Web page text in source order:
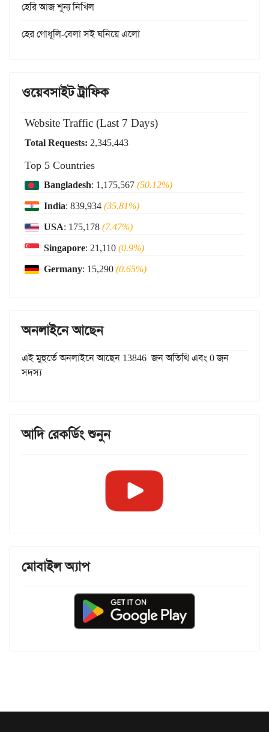
হেরি আজ শূন্য নিখিল
হের গোধূলি-বেলা সই ঘনিয়ে এলো
ওয়েবসাইট ট্রাফিক
Website Traffic (Last 7 Days)
Total Requests: 2,345,443
Top 5 Countries
Bangladesh: 1,175,567(50.12%)
India: 839,934(35.81%)
USA: 175,178(7.47%)
Singapore: 21,110(0.9%)
Germany: 15,290(0.65%)
অনলাইনে আছেন
এই মুহুর্তে অনলাইনে আছেন 13846 জন অতিথি এবং 0 জন
সদস্য
আদি রেকর্ডিং শুনুন
মোবাইল অ্যাপ